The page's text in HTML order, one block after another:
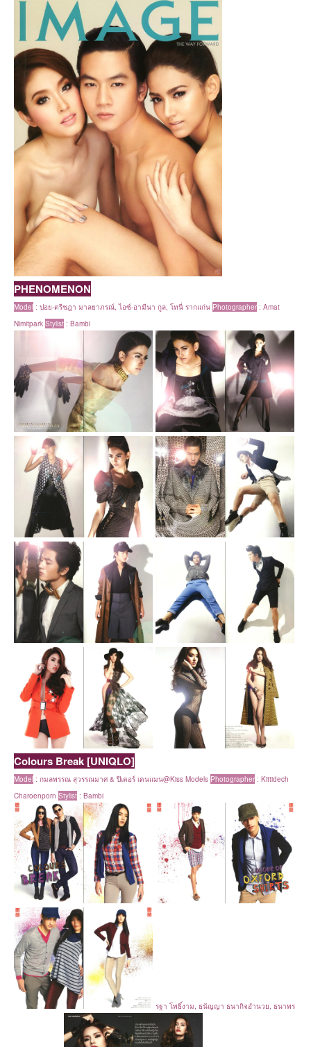
PHENOMENON
Model : ปอย-ตรีชฎา มาลยาภรณ์, ไอซ์-อามีนา กูล, โทนี่ รากแก่น Photographer : Amat
Nimitpark Stylist : Bambi
Colours Break [UNIQLO]
Model : กมลพรรณ สุวรรณมาศ & ปีเตอร์ เดนแมน@Kiss Models Photographer : Kittidech
Charoenporn Stylist : Bambi
รฐา โพธิ์งาม, ธนัญญา ธนากิจอำนวย, ธนาพร